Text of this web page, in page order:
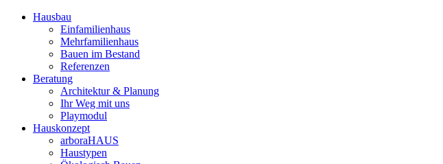
Hausbau
Einfamilienhaus
Mehrfamilienhaus
Bauen im Bestand
Referenzen
Beratung
Architektur & Planung
Ihr Weg mit uns
Playmodul
Hauskonzept
arboraHAUS
Haustypen